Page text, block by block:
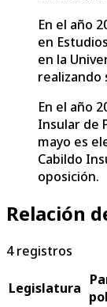
En el año
en
en la
realizando
En el año
Insular de
mayo es
Cabildo
oposición.
Relación
4 registros
Legislatura